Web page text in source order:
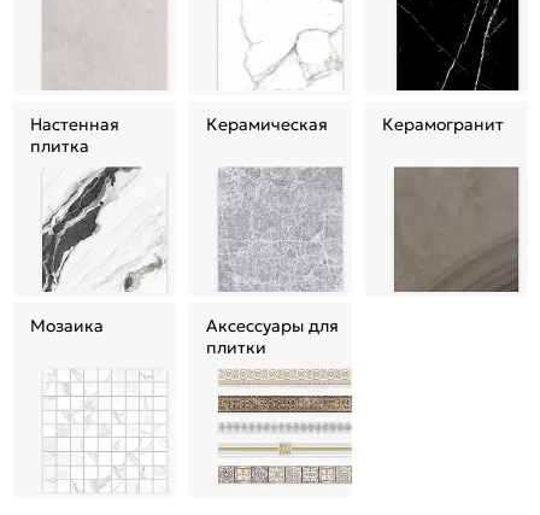
Настенная
плитка
Керамическая Керамогранит
Мозаика
Аксессуары для
плитки